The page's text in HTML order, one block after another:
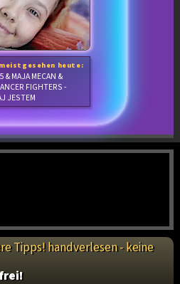
heute:
& MAJA MECAN &
FIGHTERS -
JESTEM
Tipps! handverlesen - keine